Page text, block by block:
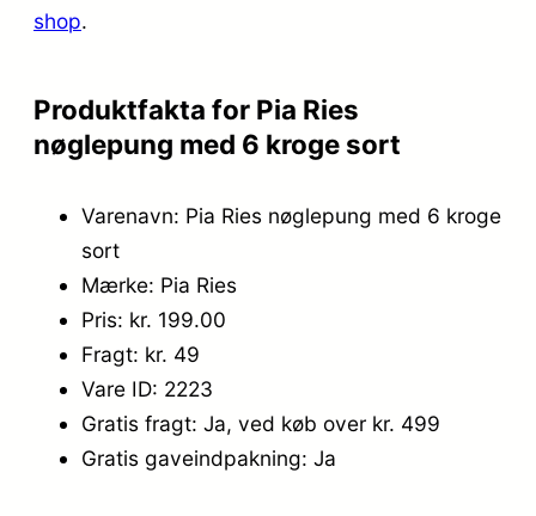
shop.
Produktfakta for Pia Ries
nøglepung med 6 kroge sort
Varenavn: Pia Ries nøglepung med 6 kroge
sort
Mærke: Pia Ries
Pris: kr. 199.00
Fragt: kr. 49
Vare ID: 2223
Gratis fragt: Ja, ved køb over kr. 499
Gratis gaveindpakning: Ja